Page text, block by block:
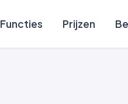
Functies Prijzen